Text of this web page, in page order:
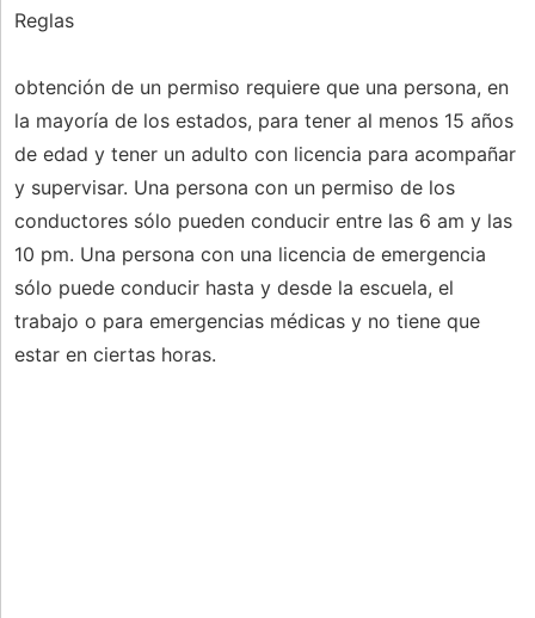
Reglas
obtención de un permiso requiere que una persona, en
la mayoría de los estados, para tener al menos 15 años
de edad y tener un adulto con licencia para acompañar
y supervisar. Una persona con un permiso de los
conductores sólo pueden conducir entre las 6 am y las
10 pm. Una persona con una licencia de emergencia
sólo puede conducir hasta y desde la escuela, el
trabajo o para emergencias médicas y no tiene que
estar en ciertas horas.